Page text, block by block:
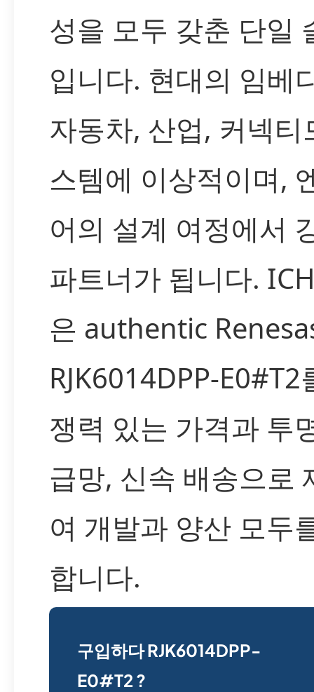
성을 모두 갖춘 단일
입니다. 현대의 임베
자동차, 산업, 커넥티
스템에 이상적이며,
어의 설계 여정에서
파트너가 됩니다.
은 authentic
RJK6014DPP-E0#T2
쟁력 있는 가격과 투
급망, 신속 배송으로
여 개발과 양산 모두
합니다.
구입하다 RJK6014DPP-
E0#T2 ?